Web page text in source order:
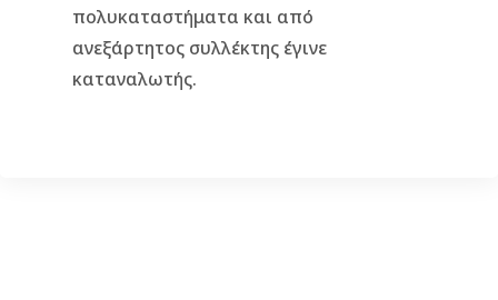
πολυκαταστήματα και από
ανεξάρτητος συλλέκτης έγινε
καταναλωτής.